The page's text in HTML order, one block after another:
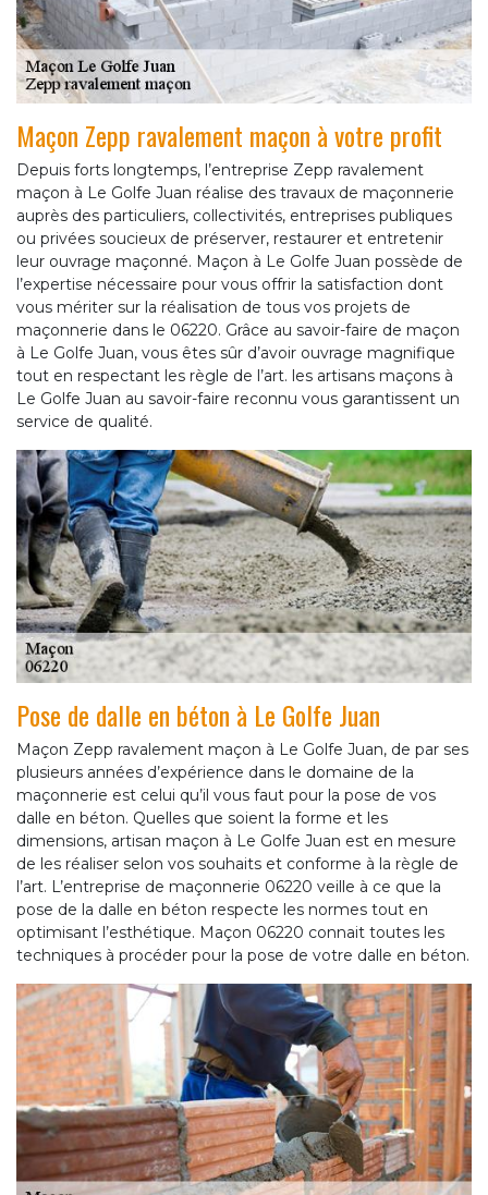
Maçon Zepp ravalement maçon à votre profit
Depuis forts longtemps, l’entreprise Zepp ravalement
maçon à Le Golfe Juan réalise des travaux de maçonnerie
auprès des particuliers, collectivités, entreprises publiques
ou privées soucieux de préserver, restaurer et entretenir
leur ouvrage maçonné. Maçon à Le Golfe Juan possède de
l’expertise nécessaire pour vous offrir la satisfaction dont
vous mériter sur la réalisation de tous vos projets de
maçonnerie dans le 06220. Grâce au savoir-faire de maçon
à Le Golfe Juan, vous êtes sûr d’avoir ouvrage magnifique
tout en respectant les règle de l’art. les artisans maçons à
Le Golfe Juan au savoir-faire reconnu vous garantissent un
service de qualité.
Pose de dalle en béton à Le Golfe Juan
Maçon Zepp ravalement maçon à Le Golfe Juan, de par ses
plusieurs années d’expérience dans le domaine de la
maçonnerie est celui qu’il vous faut pour la pose de vos
dalle en béton. Quelles que soient la forme et les
dimensions, artisan maçon à Le Golfe Juan est en mesure
de les réaliser selon vos souhaits et conforme à la règle de
l’art. L’entreprise de maçonnerie 06220 veille à ce que la
pose de la dalle en béton respecte les normes tout en
optimisant l’esthétique. Maçon 06220 connait toutes les
techniques à procéder pour la pose de votre dalle en béton.